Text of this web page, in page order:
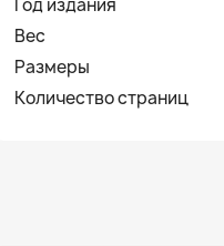
Год издания
Вес
Размеры
Количество страниц